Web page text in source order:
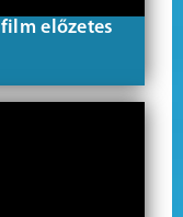
előzetes